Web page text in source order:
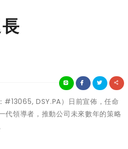
#13065, DSY.PA）日前宣佈，任命
領導者，推動公司未來數年的策略